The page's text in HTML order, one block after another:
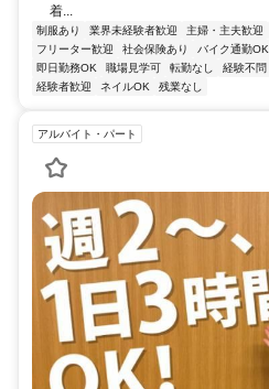
着...
制服あり 業界未経験者歓迎 主婦・主夫歓迎
フリーター歓迎
社会保険あり バイク通勤OK
即日勤務OK
職場見学可 転勤なし 経験不問
経験者歓迎
ネイルOK 残業なし
アルバイト・パート